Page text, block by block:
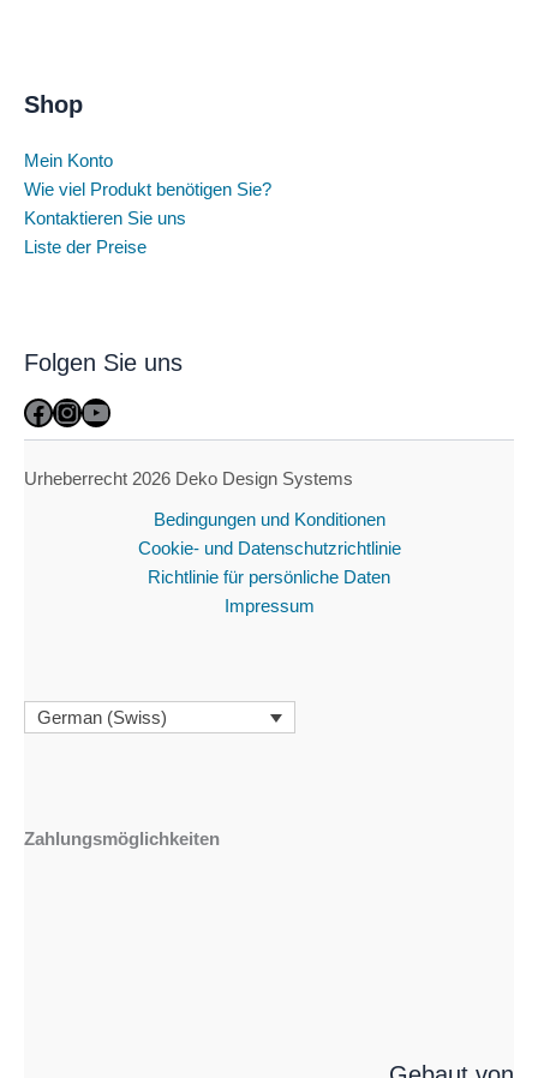
Shop
Mein Konto
Wie viel Produkt benötigen Sie?
Kontaktieren Sie uns
Liste der Preise
Folgen Sie uns
Facebook
Instagram
YouTube
Urheberrecht 2026 Deko Design Systems
Bedingungen und Konditionen
Cookie- und Datenschutzrichtlinie
Richtlinie für persönliche Daten
Impressum
German (Swiss)
Zahlungsmöglichkeiten